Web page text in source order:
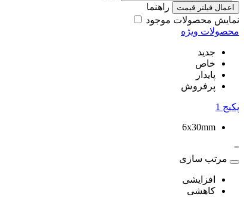
اعمال فیلتر قیمت
راهنما
نمایش محصولات موجود
محصولات ویژه
جدید
خاص
پایدار
پرفروش
پکیج 1
6x30mm
=
مرتب سازی
افزایشی
کاهشی